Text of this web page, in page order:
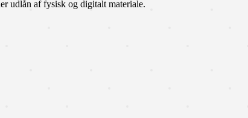
udlån af fysisk og digitalt materiale.